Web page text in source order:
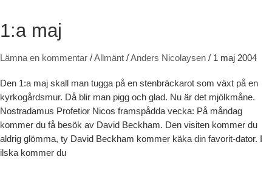
1:a maj
Lämna en kommentar /Allmänt /Anders Nicolaysen / 1 maj 2004
Den 1:a maj skall man tugga på en stenbräckarot som växt på en
kyrkogårdsmur. Då blir man pigg och glad. Nu är det mjölkmåne.
Nostradamus Profetior Nicos framspådda vecka: På måndag
kommer du få besök av David Beckham. Den visiten kommer du
aldrig glömma, ty David Beckham kommer käka din favorit-dator. I
ilska kommer du